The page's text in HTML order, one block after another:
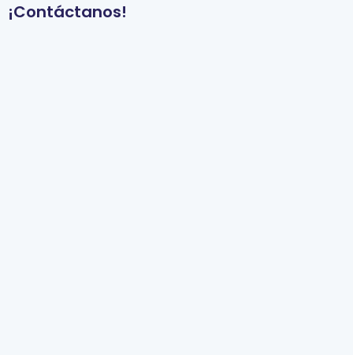
¡Contáctanos!